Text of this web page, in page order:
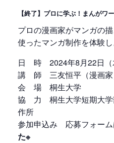
【終了】プロに学ぶ！まんがワ
プロの漫画家がマンガの
使ったマンガ制作を体験し
日 時 2024年8月22日
講 師 三友恒平（漫画家
会 場 桐生大学
協 力 桐生大学短期大学
作所
参加申込み 応募フォー
た※